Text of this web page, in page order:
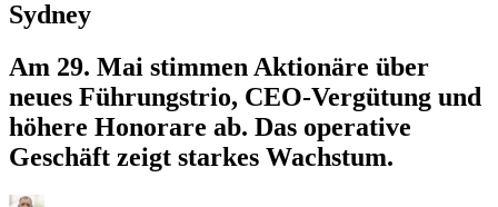
Sydney
Am 29. Mai stimmen Aktionäre über
neues Führungstrio, CEO-Vergütung und
höhere Honorare ab. Das operative
Geschäft zeigt starkes Wachstum.